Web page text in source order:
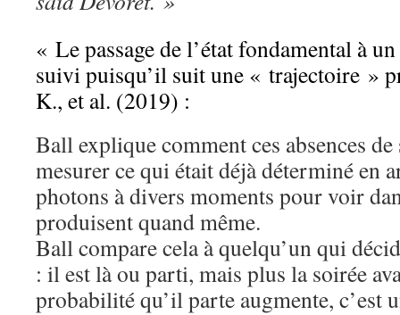
« Le passage de l’état fondamental à
suivi puisqu’il suit une « trajectoire »
K., et al. (2019) :
Ball explique comment ces absences
mesurer ce qui était déjà déterminé en
photons à divers moments pour voir
produisent quand même.
Ball compare cela à quelqu’un qui
: il est là ou parti, mais plus la soirée
probabilité qu’il parte augmente, c’est